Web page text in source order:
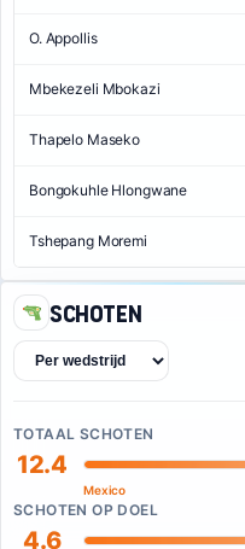
O. Appollis
Mbekezeli Mbokazi
Thapelo Maseko
Bongokuhle Hlongwane
Tshepang Moremi
Schoten
TOTAAL SCHOTEN
12.4
Mexico
SCHOTEN OP DOEL
4.6